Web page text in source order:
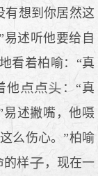
有想到你居然这
述听他要给自
看着柏喻：“真
他
：“真
述撇嘴，他嗫
么伤心。”柏喻
的样
，现在一